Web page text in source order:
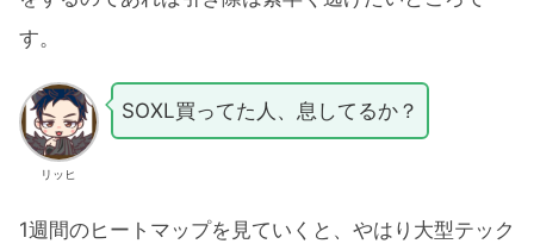
す。
リッヒ
SOXL買ってた人、息してるか？
1週間のヒートマップを見ていくと、やはり大型テック